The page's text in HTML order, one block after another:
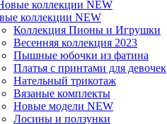
коллекции NEW
Коллекция Пионы и Игрушки
Весенняя коллекция 2023
Пышные юбочки из фатина
Платья с принтами для девочек
Нательный трикотаж
Вязаные комплекты
Новые модели NEW
Лосины и ползунки